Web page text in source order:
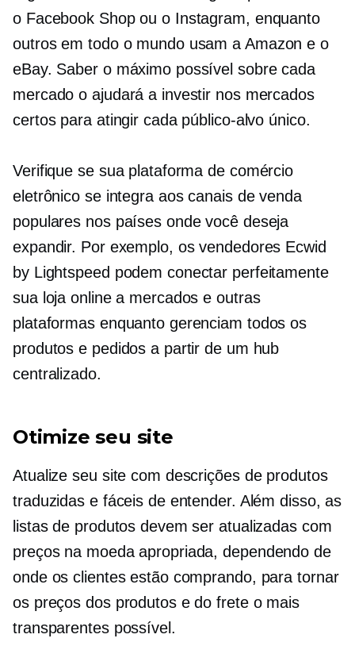
o Facebook Shop ou o Instagram, enquanto
outros em todo o mundo usam a Amazon e o
eBay. Saber o máximo possível sobre cada
mercado o ajudará a investir nos mercados
certos para atingir cada público-alvo único.
Verifique se sua plataforma de comércio
eletrônico se integra aos canais de venda
populares nos países onde você deseja
expandir. Por exemplo, os vendedores Ecwid
by Lightspeed podem conectar perfeitamente
sua loja online a mercados e outras
plataformas enquanto gerenciam todos os
produtos e pedidos a partir de um hub
centralizado.
Otimize seu site
Atualize seu site com descrições de produtos
traduzidas e fáceis de entender. Além disso, as
listas de produtos devem ser atualizadas com
preços na moeda apropriada, dependendo de
onde os clientes estão comprando, para tornar
os preços dos produtos e do frete o mais
transparentes possível.